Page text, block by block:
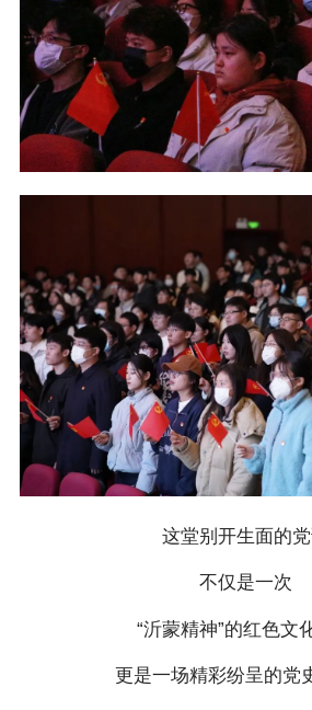
这堂别开生面的
不仅是一次
“沂蒙精神”的红色文
更是一场精彩纷呈的党